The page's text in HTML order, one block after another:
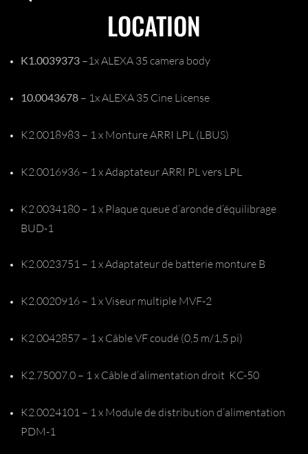
LOCATION
K1.0039373 –1x ALEXA 35 camera body
10.0043678 – 1x ALEXA 35 Cine License
K2.0018983 – 1 x Monture ARRI LPL (LBUS)
K2.0016936 – 1 x Adaptateur ARRI PL vers LPL
K2.0034180 – 1 x Plaque queue d’aronde d’équilibrage
BUD-1
K2.0023751 – 1 x Adaptateur de batterie monture B
K2.0020916 – 1 x Viseur multiple MVF-2
K2.0042857 – 1 x Câble VF coudé (0,5 m/1,5 pi)
K2.75007.0 – 1 x Câble d’alimentation droit KC-50
K2.0024101 – 1 x Module de distribution d’alimentation
PDM-1